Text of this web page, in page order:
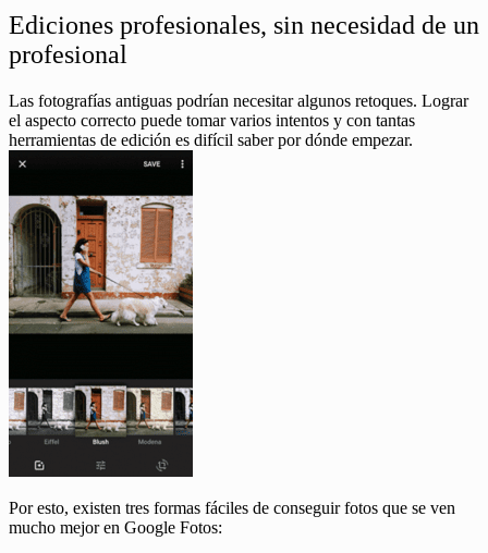
Ediciones profesionales, sin necesidad de un
profesional
Las fotografías antiguas podrían necesitar algunos retoques. Lograr
el aspecto correcto puede tomar varios intentos y con tantas
herramientas de edición es difícil saber por dónde empezar.
Por esto, existen tres formas fáciles de conseguir fotos que se ven
mucho mejor en Google Fotos: